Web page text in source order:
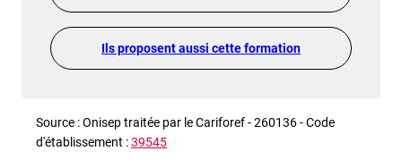
Ils proposent aussi cette formation
Source : Onisep traitée par le Cariforef - 260136 - Code
d'établissement :39545